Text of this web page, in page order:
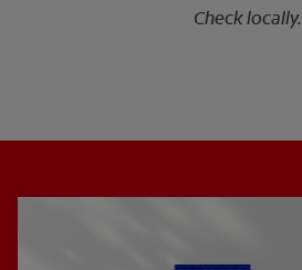
Check locally.